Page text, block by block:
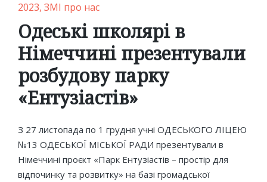
Posted
in
2023 ЗМІ про нас
Одеські школярі в
Німеччині презентували
розбудову парку
«Ентузіастів»
З 27 листопада по 1 грудня учні ОДЕСЬКОГО ЛІЦЕЮ
№13 ОДЕСЬКОЇ МІСЬКОЇ РАДИ презентували в
Німеччині проєкт «Парк Ентузіастів – простір для
відпочинку та розвитку» на базі громадської